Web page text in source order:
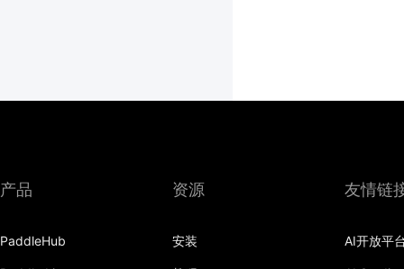
产品
PaddleHub
资源
安装
友情链
AI开放平